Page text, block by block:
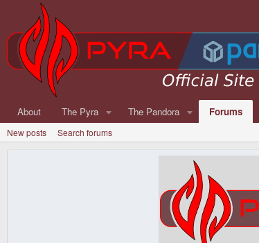
About The Pyra The Pandora Forums
New posts Search forums